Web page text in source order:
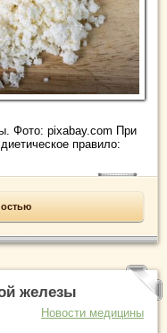
Фото: pixabay.com При
правило:
железы
Новости медицины